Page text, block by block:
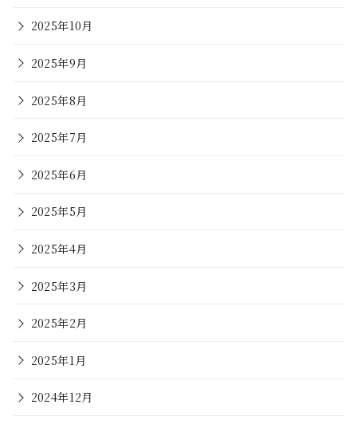
2025年10月
2025年9月
2025年8月
2025年7月
2025年6月
2025年5月
2025年4月
2025年3月
2025年2月
2025年1月
2024年12月